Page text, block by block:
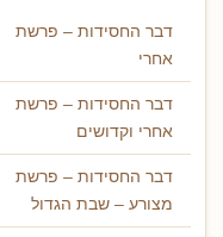
דבר החסידות – פרשת
אחרי
דבר החסידות – פרשת
אחרי וקדושים
דבר החסידות – פרשת
מצורע – שבת הגדול